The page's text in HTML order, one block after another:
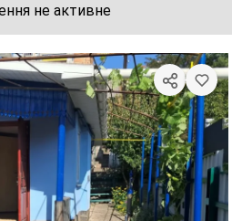
не активне